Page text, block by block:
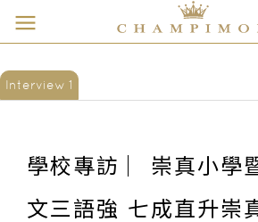
Interview 1
學校專訪 ︳崇真小學
文三語強 七成直升崇